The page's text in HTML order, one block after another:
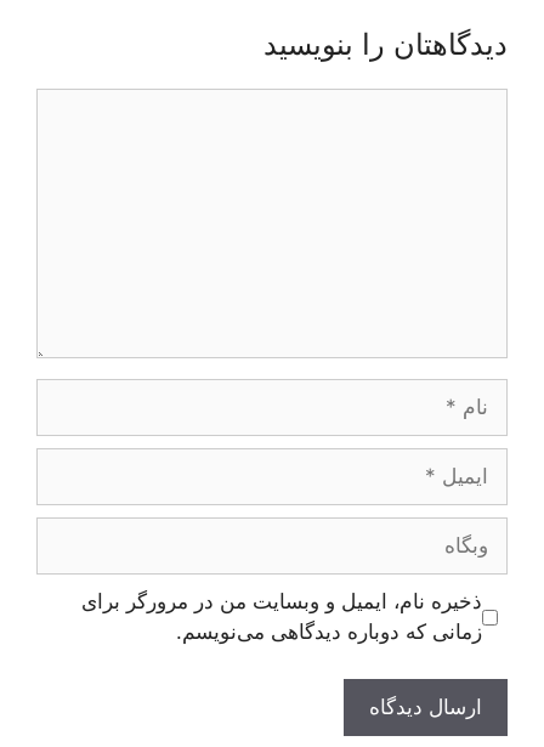
دیدگاهتان را بنویسید
ایمیل
وبگاه
ذخیره نام، ایمیل و وبسایت من در مرورگر برای
زمانی که دوباره دیدگاهی می‌نویسم.